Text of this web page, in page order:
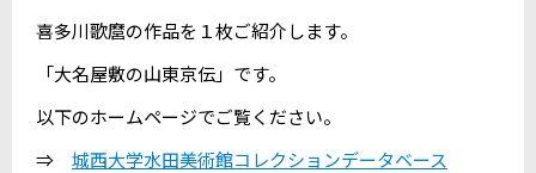
喜多川歌麿の作品を１枚ご紹介します。
「大名屋敷の山東京伝」です。
以下のホームページでご覧ください。
⇒ 城西大学水田美術館コレクションデータベース